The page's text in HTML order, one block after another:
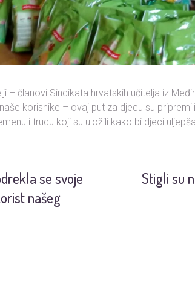
– članovi Sindikata hrvatskih učitelja iz
korisnike – ovaj put za djecu su
i trudu koji su uložili kako bi djeci
se svoje
našeg
Stigli su